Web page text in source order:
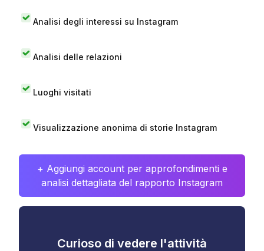
Analisi degli interessi su Instagram
Analisi delle relazioni
Luoghi visitati
Visualizzazione anonima di storie Instagram
+ Aggiungi account per approfondimenti e
analisi dettagliata del rapporto Instagram
Curioso di vedere l'attività